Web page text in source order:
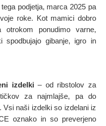
podjetja, marca 2025 pa
roke. Kot mamici dobro
ponudimo varne,
spodbujajo gibanje, igro in
izdelki – od ribstolov za
za najmlajše, pa do
Vsi naši izdelki so izdelani iz
oznako in so preverjeno